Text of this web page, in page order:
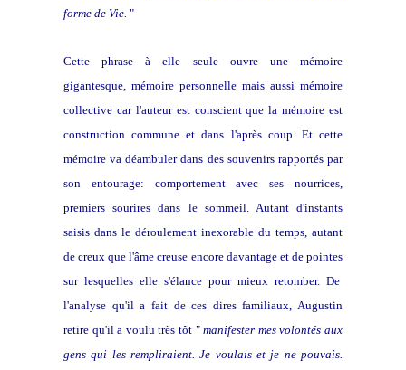
forme de Vie. "
Cette phrase à elle seule ouvre une mémoire
gigantesque, mémoire personnelle mais aussi mémoire
collective car l'auteur est conscient que la mémoire est
construction commune et dans l'après coup. Et cette
mémoire va déambuler dans des souvenirs rapportés par
son entourage: comportement avec ses nourrices,
premiers sourires dans le sommeil. Autant d'instants
saisis dans le déroulement inexorable du temps, autant
de creux que l'âme creuse encore davantage et de pointes
sur lesquelles elle s'élance pour mieux retomber. De
l'analyse qu'il a fait de ces dires familiaux, Augustin
retire qu'il a voulu très tôt "manifester mes volontés aux
gens qui les rempliraient. Je voulais et je ne pouvais.